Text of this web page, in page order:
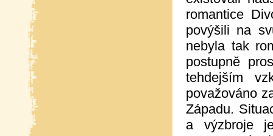
romantice
povýšili na
nebyla tak
postupně
tehdejším
považováno
Západu.
a výzbroje